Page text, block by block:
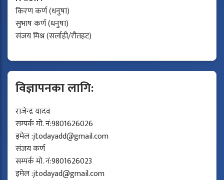
किरण कर्ण (धनुषा)
सुभाष कर्ण (धनुषा)
संजय मिश्र (सर्लाही/रौतहट)
विज्ञापनका लागि:
राजेन्द्र यादव
सम्पर्क मो. नं:9801626026
इमेल :jtodayadd@gmail.com
संजय कर्ण
सम्पर्क मो. नं:9801626023
इमेल :jtodayad@gmail.com